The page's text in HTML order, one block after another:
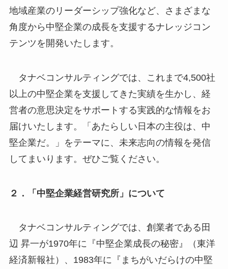
地域産業のリーダーシップ強化など、さまざまな
角度から中堅企業の成長を支援するナレッジコン
テンツを開発いたします。
タナベコンサルティングでは、これまで4,500社
以上の中堅企業を支援してきた実績を生かし、経
営者の意思決定をサポートする実践的な情報をお
届けいたします。「あたらしい日本の主役は、中
堅企業だ。」をテーマに、未来志向の情報を発信
してまいります。ぜひご覧ください。
２．「中堅企業経営研究所」について
タナベコンサルティングでは、創業者である田
辺 昇一が1970年に『中堅企業成長の秘密』（東洋
経済新報社）、1983年に『まちがいだらけの中堅